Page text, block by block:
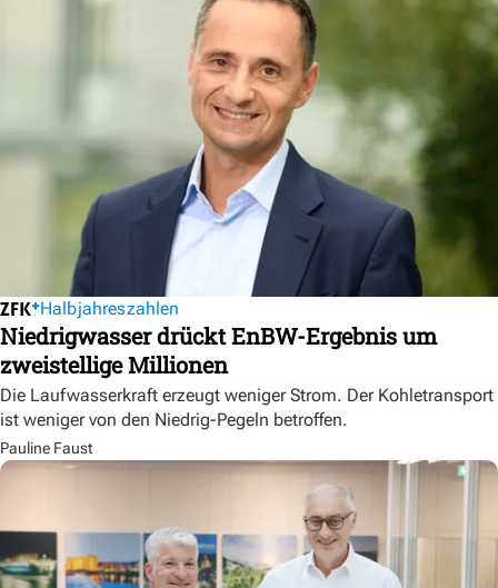
Halbjahreszahlen
Niedrigwasser drückt EnBW-Ergebnis um
zweistellige Millionen
Die Laufwasserkraft erzeugt weniger Strom. Der Kohletransport
ist weniger von den Niedrig-Pegeln betroffen.
Pauline Faust